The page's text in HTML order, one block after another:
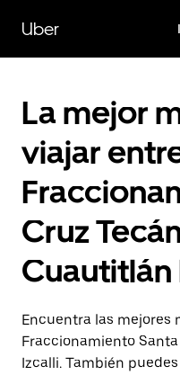
contenido
principal
Uber
La mejor
viajar
Cruz
Cuautitlán
Encuentra las mejores
Fraccionamiento
Izcalli. También